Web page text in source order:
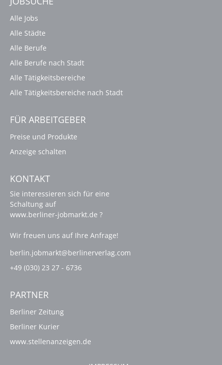
Alle Jobs
Alle Städte
Alle Berufe
Alle Berufe nach Stadt
Alle Tätigkeitsbereiche
Alle Tätigkeitsbereiche nach Stadt
FÜR ARBEITGEBER
Preise und Produkte
Anzeige schalten
KONTAKT
Sie interessieren sich für eine
Schaltung auf
www.berliner-jobmarkt.de ?
Wir freuen uns auf Ihre Anfrage!
berlin.jobmarkt@berlinerverlag.com
+49 (030) 23 27 - 6736
PARTNER
Berliner Zeitung
Berliner Kurier
www.stellenanzeigen.de